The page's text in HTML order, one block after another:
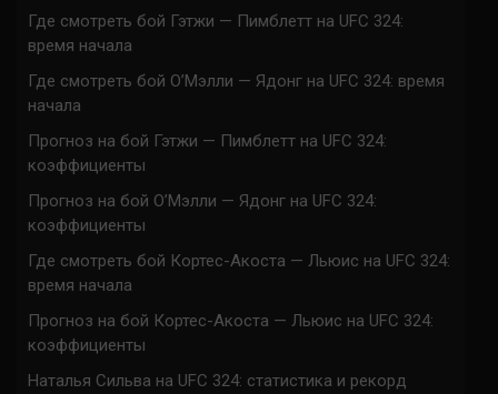
Где смотреть бой Гэтжи — Пимблетт на UFC 324:
время начала
Где смотреть бой О’Мэлли — Ядонг на UFC 324: время
начала
Прогноз на бой Гэтжи — Пимблетт на UFC 324:
коэффициенты
Прогноз на бой О’Мэлли — Ядонг на UFC 324:
коэффициенты
Где смотреть бой Кортес-Акоста — Льюис на UFC 324:
время начала
Прогноз на бой Кортес-Акоста — Льюис на UFC 324:
коэффициенты
Наталья Сильва на UFC 324: статистика и рекорд